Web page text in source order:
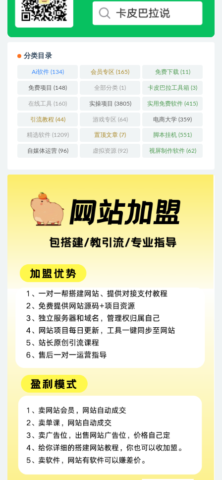
分类目录
Ai软件(134) 会员专区 (165) 免费下载 (11)
免费项目 (148) 全部分类 (1) 卡皮巴拉工具箱 (3)
在线工具 (160) 实操项目 (3805) 实用免费软件 (415)
引流教程 (44) 游戏专区 (64) 电商大学 (359)
精选软件(1209) 置顶文章 (7) 脚本挂机 (551)
自媒体运营(96) 虚拟资源 (92) 视屏制作软件(62)